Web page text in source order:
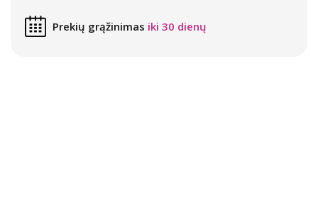
Prekių grąžinimas iki 30 dienų